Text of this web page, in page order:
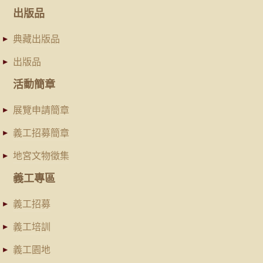
出版品
典藏出版品
出版品
活動簡章
展覽申請簡章
義工招募簡章
地宮文物徵集
義工專區
義工招募
義工培訓
義工園地